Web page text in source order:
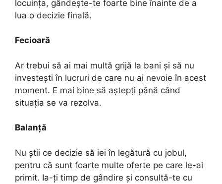
locuința, gândește-te foarte bine înainte de a
lua o decizie finală.
Fecioară
Ar trebui să ai mai multă grijă la bani și să nu
investești în lucruri de care nu ai nevoie în acest
moment. E mai bine să aștepți până când
situația se va rezolva.
Balanță
Nu știi ce decizie să iei în legătură cu jobul,
pentru că sunt foarte multe oferte pe care le-ai
primit. Ia-ți timp de gândire și consultă-te cu